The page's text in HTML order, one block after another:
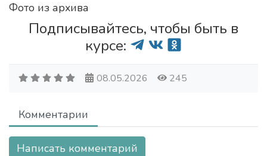
Фото из архива
Подписывайтесь, чтобы быть в
курсе:
08.05.2026 245
Комментарии
Написать комментарий